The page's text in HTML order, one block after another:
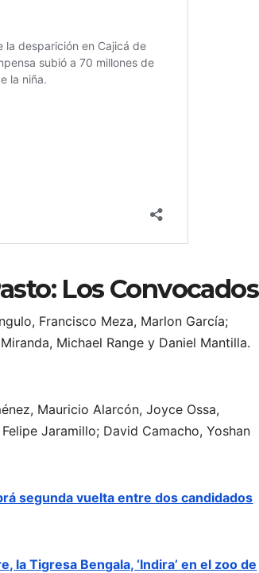
Los Convocados
Francisco Meza, Marlon García;
Michael Range y Daniel Mantilla.
Mauricio Alarcón, Joyce Ossa,
Jaramillo; David Camacho, Yoshan
segunda vuelta entre dos candidados
la Tigresa Bengala, ‘Indira’ en el zoo de